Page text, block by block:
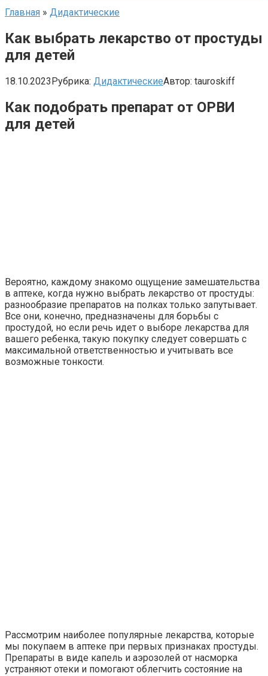
Главная » Дидактические
Как выбрать лекарство от простуды
для детей
18.10.2023Рубрика: ДидактическиеАвтор: tauroskiff
Как подобрать препарат от ОРВИ
для детей
Вероятно, каждому знакомо ощущение замешательства
в аптеке, когда нужно выбрать лекарство от простуды:
разнообразие препаратов на полках только запутывает.
Все они, конечно, предназначены для борьбы с
простудой, но если речь идет о выборе лекарства для
вашего ребенка, такую покупку следует совершать с
максимальной ответственностью и учитывать все
возможные тонкости.
Рассмотрим наиболее популярные лекарства, которые
мы покупаем в аптеке при первых признаках простуды.
Препараты в виде капель и аэрозолей от насморка
устраняют отеки и помогают облегчить состояние на